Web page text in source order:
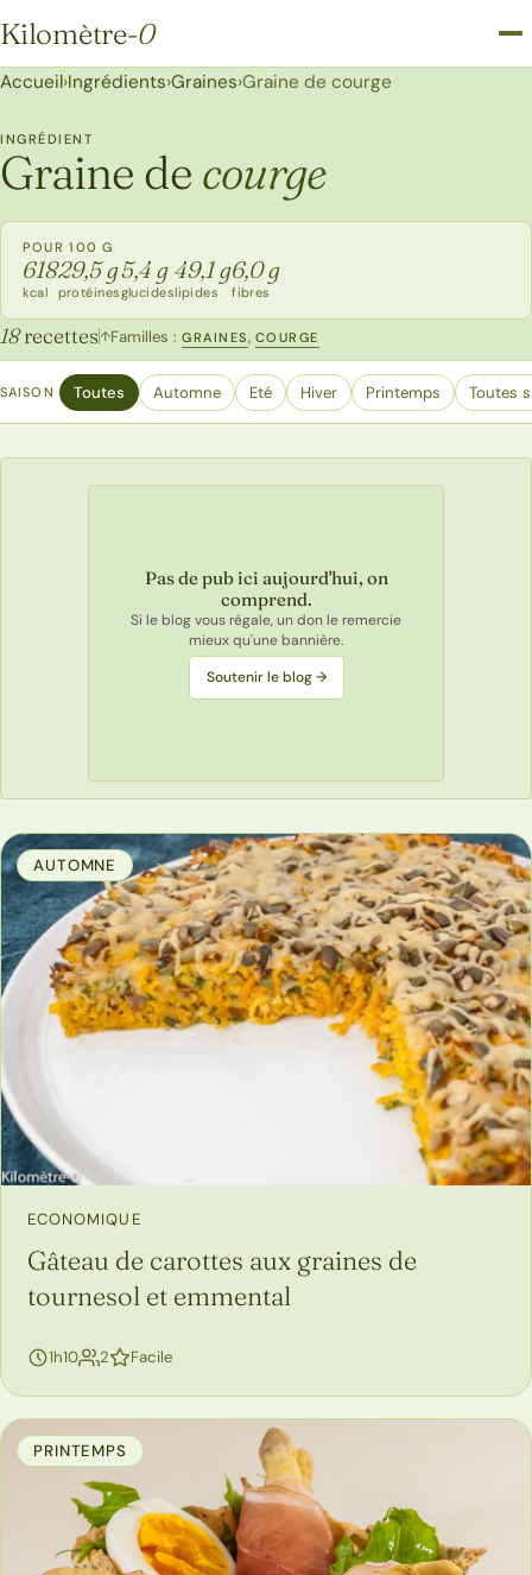
Kilomètre-0
Kilomètre-0
Accueil›Ingrédients›Graines›Graine de courge
INGRÉDIENT
Graine de courge
POUR 100 G
618
kcal
29,5 g
protéines
5,4 g
glucides
49,1 g
lipides
6,0 g
fibres
18recettes↑Familles : GRAINES, COURGE
SAISON Toutes Automne Eté Hiver Printemps Toutes
Pas de pub ici aujourd'hui, on
comprend.
Si le blog vous régale, un don le remercie
mieux qu'une bannière.
Soutenir le blog →
AUTOMNE
ECONOMIQUE
Gâteau de carottes aux graines de
tournesol et emmental
1h10 2personnes
Facile
PRINTEMPS